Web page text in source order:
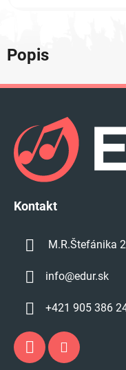
Popis
Kontakt
M.R.Štefánika
info@edur.sk
+421 905 386